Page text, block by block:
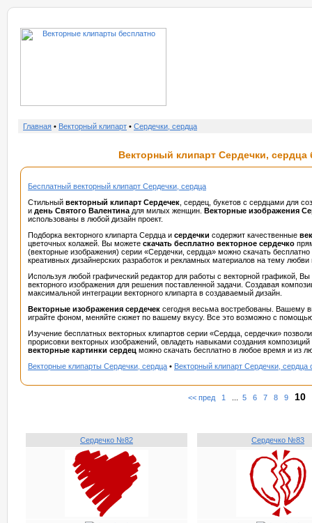
Главная • Векторный клипарт • Сердечки, сердца
Векторный клипарт Сердечки, сердца
Бесплатный векторный клипарт Сердечки, сердца
Стильный векторный клипарт Сердечек , сердец, букетов с сердцами для
и день Святого Валентина для милых женщин.
Векторные изображения
использованы в любой дизайн проект.
Подборка векторного клипарта Сердца и сердечки содержит качественные
цветочных колажей. Вы можете скачать бесплатно векторное сердечко
(векторные изображения) серии «Сердечки, сердца» можно скачать
креативных дизайнерских разработок и рекламных материалов на тему
Используя любой графический редактор для работы с векторной графикой,
векторного изображения для решения поставленной задачи. Создавая
максимальной интеграции векторного клипарта в создаваемый дизайн.
Векторные изображения сердечек сегодня весьма востребованы. Вашему
играйте фоном, меняйте сюжет по вашему вкусу. Все это возможно с
Изучение бесплатных векторных клипартов серии «Сердца, сердечки»
прорисовки векторных изображений, овладеть навыками создания
векторные картинки сердец можно скачать бесплатно в любое время и из
Векторные клипарты Сердечки, сердца • Векторный клипарт Сердечки, сердца
<< пред 1 5 6 7 8 9 10
Сердечко №82 Сердечко №83